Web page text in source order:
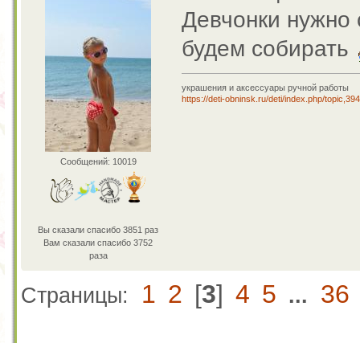
Сообщений: 10019
Вы сказали спасибо 3851 раз
Вам сказали спасибо 3752
раза
Девчонки нужно
будем собирать
украшения и аксессуары ручной работы
https://deti-obninsk.ru/deti/index.php/
Страницы: 1 2 [3] 4 5 ... 36